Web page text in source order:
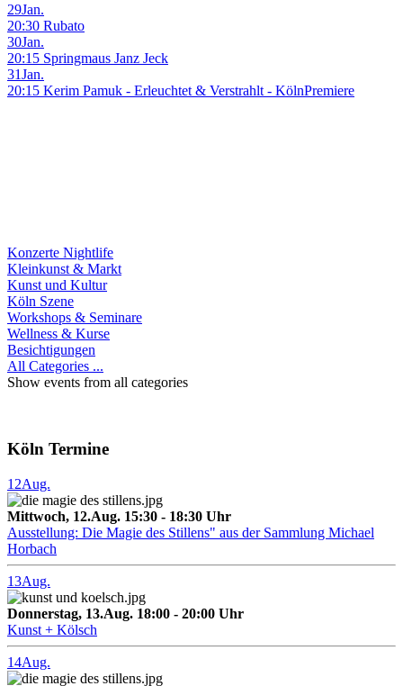
29Jan.
20:30 Rubato
30Jan.
20:15 Springmaus Janz Jeck
31Jan.
20:15 Kerim Pamuk - Erleuchtet & Verstrahlt - KölnPremiere
Konzerte Nightlife
Kleinkunst & Markt
Kunst und Kultur
Köln Szene
Workshops & Seminare
Wellness & Kurse
Besichtigungen
All Categories ...
Show events from all categories
Köln Termine
12Aug.
Mittwoch, 12.Aug. 15:30 - 18:30 Uhr
Ausstellung: Die Magie des Stillens" aus der Sammlung Michael
Horbach
13Aug.
Donnerstag, 13.Aug. 18:00 - 20:00 Uhr
Kunst + Kölsch
14Aug.